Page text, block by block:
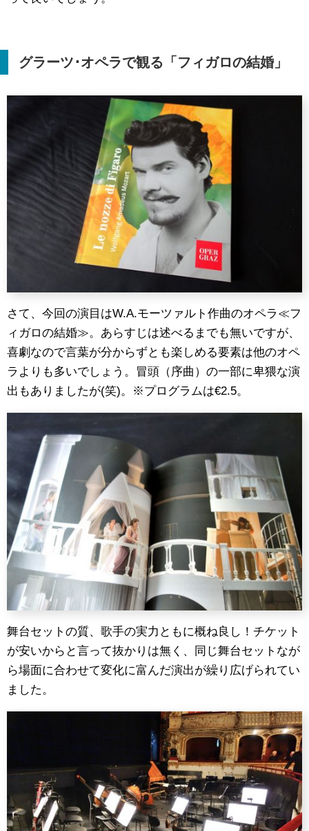
グラーツ･オペラで観る「フィガロの結婚」
さて、今回の演目はW.A.モーツァルト作曲のオペラ≪フ
ィガロの結婚≫。あらすじは述べるまでも無いですが、
喜劇なので言葉が分からずとも楽しめる要素は他のオペ
ラよりも多いでしょう。冒頭（序曲）の一部に卑猥な演
出もありましたが(笑)。※プログラムは€2.5。
舞台セットの質、歌手の実力ともに概ね良し！チケット
が安いからと言って抜かりは無く、同じ舞台セットなが
ら場面に合わせて変化に富んだ演出が繰り広げられてい
ました。